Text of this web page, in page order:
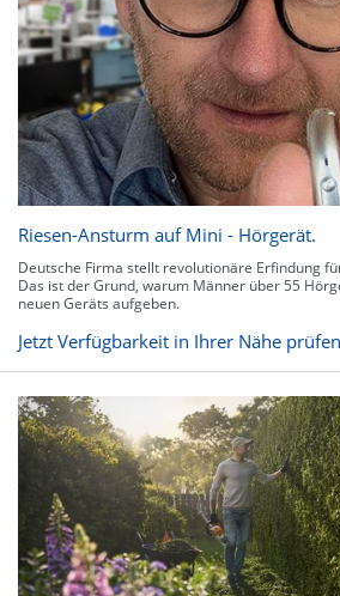
Riesen-Ansturm auf Mini - Hörgerät.
Deutsche Firma stellt revolutionäre Erfindung
Das ist der Grund, warum Männer über 55
neuen Geräts aufgeben.
Jetzt Verfügbarkeit in Ihrer Nähe prüfen